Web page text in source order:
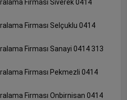
Firması Siverek 0414
Firması Selçuklu 0414
Firması Sanayi 0414 313
Firması Pekmezli 0414
Firması Onbirnisan 0414